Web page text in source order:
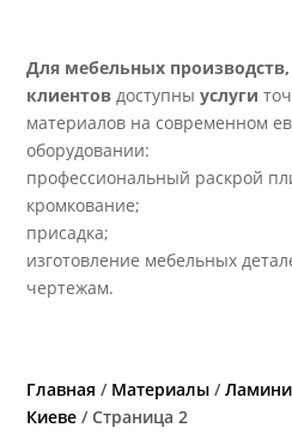
Для мебельных
клиентов доступныуслуги
материалов на современном
оборудовании:
профессиональный раскрой
кромкование;
присадка;
изготовление мебельных
чертежам.
Главная / Материалы /
Киеве / Страница 2